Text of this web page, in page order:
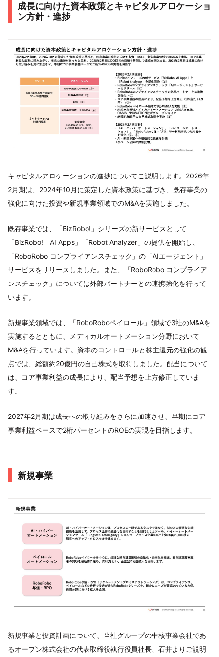
成長に向けた資本政策とキャピタルアロケーショ
ン方針・進捗
キャピタルアロケーションの進捗についてご説明します。2026年
2月期は、2024年10月に策定した資本政策に基づき、既存事業の
強化に向けた投資や新規事業領域でのM&Aを実施しました。
既存事業では、「BizRobo!」シリーズの新サービスとして
「BizRobo! AI Apps」「Robot Analyzer」の提供を開始し、
「RoboRobo コンプライアンスチェック」の「AIエージェント」
サービスをリリースしました。また、「RoboRobo コンプライア
ンスチェック」については外部パートナーとの連携強化を行って
います。
新規事業領域では、「RoboRoboペイロール」領域で3社のM&Aを
実施するとともに、メディカルオートメーション分野において
M&Aを行っています。資本のコントロールと株主還元の強化の観
点では、総額約20億円の自己株式を取得しました。配当について
は、コア事業利益の成長により、配当予想を上方修正していま
す。
2027年2月期は成長への取り組みをさらに加速させ、早期にコア
事業利益ベースで2桁パーセントのROEの実現を目指します。
新規事業
新規事業と投資計画について、当社グループの中核事業会社であ
るオープン株式会社の代表取締役執行役員社長、石井よりご説明